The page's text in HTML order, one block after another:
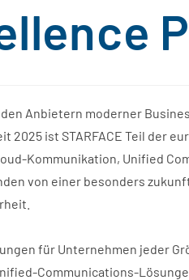
Anbietern moderner
ist STARFACE Teil der
Kommunikation, Unified
von einer besonders
für Unternehmen jeder
Communications-